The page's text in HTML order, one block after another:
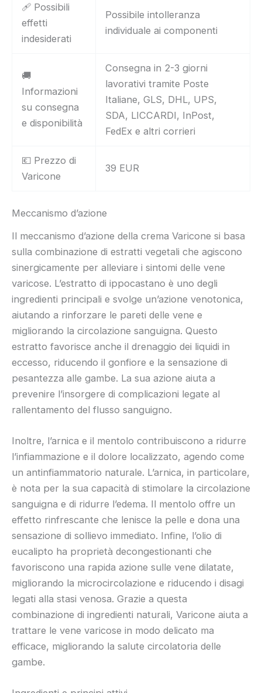
🩹 Possibili
effetti
indesiderati
Possibile intolleranza
individuale ai componenti
🚚
Informazioni
su consegna
e disponibilità
Consegna in 2-3 giorni
lavorativi tramite Poste
Italiane, GLS, DHL, UPS,
SDA, LICCARDI, InPost,
FedEx e altri corrieri
💶 Prezzo di
Varicone
39 EUR
Meccanismo d’azione
Il meccanismo d’azione della crema Varicone si basa
sulla combinazione di estratti vegetali che agiscono
sinergicamente per alleviare i sintomi delle vene
varicose. L’estratto di ippocastano è uno degli
ingredienti principali e svolge un’azione venotonica,
aiutando a rinforzare le pareti delle vene e
migliorando la circolazione sanguigna. Questo
estratto favorisce anche il drenaggio dei liquidi in
eccesso, riducendo il gonfiore e la sensazione di
pesantezza alle gambe. La sua azione aiuta a
prevenire l’insorgere di complicazioni legate al
rallentamento del flusso sanguigno.
Inoltre, l’arnica e il mentolo contribuiscono a ridurre
l’infiammazione e il dolore localizzato, agendo come
un antinfiammatorio naturale. L’arnica, in particolare,
è nota per la sua capacità di stimolare la circolazione
sanguigna e di ridurre l’edema. Il mentolo offre un
effetto rinfrescante che lenisce la pelle e dona una
sensazione di sollievo immediato. Infine, l’olio di
eucalipto ha proprietà decongestionanti che
favoriscono una rapida azione sulle vene dilatate,
migliorando la microcircolazione e riducendo i disagi
legati alla stasi venosa. Grazie a questa
combinazione di ingredienti naturali, Varicone aiuta a
trattare le vene varicose in modo delicato ma
efficace, migliorando la salute circolatoria delle
gambe.